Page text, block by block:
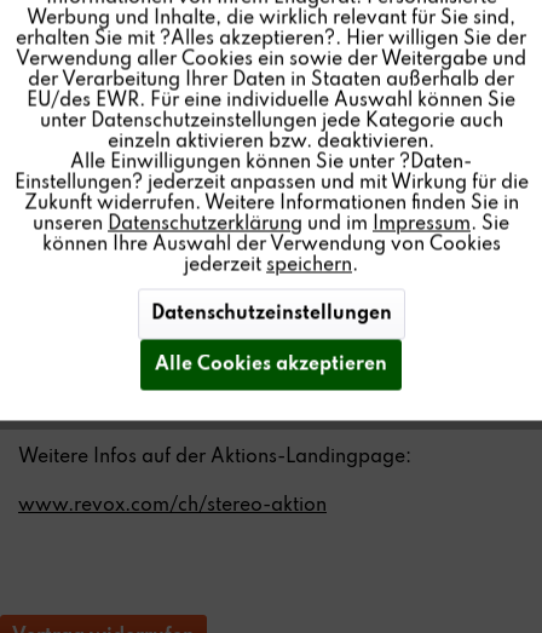
ZweiSTUDIOART Room Speaker verbunden für den
einzigartigen Stereoklang zum VORTEIL Set-Preis!
Stereo Set 1
2x A100 Active Speaker
VORTEIL Set-Preis: CHF 895,-(statt CHF 990,-)
1x A100 Active Speaker
1x P100 Passive Speaker
VORTEIL Set-Preis: CHF 595,- (statt CHF 690,-)
Weitere Infos auf der Aktions-Landingpage:
www.revox.com/ch/stereo-aktion
Personalisierung Inaktiv
Service Inaktiv
Werbung und Inhalte, die wirklich relevant für Sie sind,
erhalten Sie mit ?Alles akzeptieren?. Hier willigen Sie der
Verwendung aller Cookies ein sowie der Weitergabe und
der Verarbeitung Ihrer Daten in Staaten außerhalb der
EU/des EWR. Für eine individuelle Auswahl können Sie
unter Datenschutzeinstellungen jede Kategorie auch
einzeln aktivieren bzw. deaktivieren.
Alle Einwilligungen können Sie unter ?Daten-
Einstellungen? jederzeit anpassen und mit Wirkung für die
Zukunft widerrufen. Weitere Informationen finden Sie in
unseren Datenschutzerklärung und im Impressum. Sie
können Ihre Auswahl der Verwendung von Cookies
jederzeit speichern.
Datenschutzeinstellungen
Alle Cookies akzeptieren